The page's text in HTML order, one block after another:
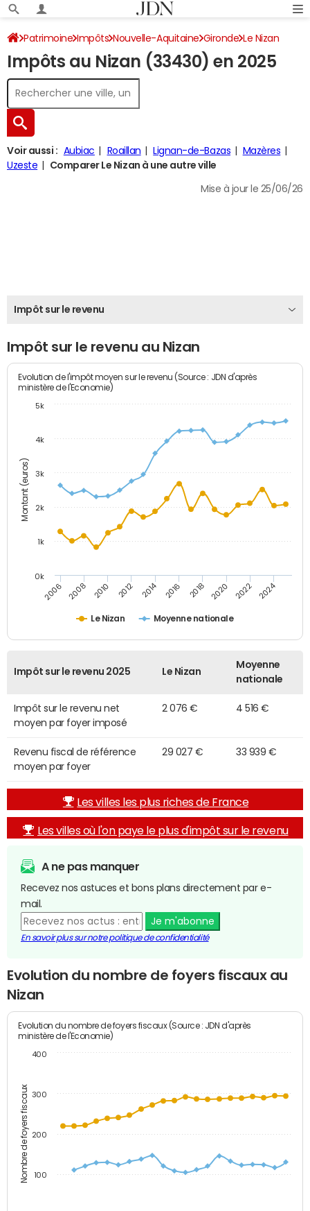
Patrimoine Impôts Nouvelle-Aquitaine Gironde Le Nizan
Impôt sur le revenu
Impôts au Nizan (33430) en 2025
Voir aussi : Aubiac Roaillan Lignan-de-Bazas
Mazères
Uzeste
Comparer Le Nizan à une autre ville
Mise à jour le 25/06/26
Impôt sur le revenu
Impôt sur le revenu au Nizan
Montant (euros)
Evolution de l'impôt moyen sur le revenu (Source : JDN d'après
ministère de l'Economie)
Le Nizan Moyenne nationale
2006 2008 2010 2012 2014 2016 2018 2020 2022 2024
0k
1k
2k
3k
4k
5k
Impôt sur le revenu 2025 Le Nizan
Moyenne
nationale
Impôt sur le revenu net
moyen par foyer imposé
2 076 € 4 516 €
Revenu fiscal de référence
moyen par foyer
29 027 € 33 939 €
Les villes les plus riches de France
Les villes où l'on paye le plus d'impôt sur le revenu
A ne pas manquer
Recevez nos astuces et bons plans directement par e-
mail.
Je m'abonne
En savoir plus sur notre politique de confidentialité
Evolution du nombre de foyers fiscaux au
Nizan
Nombre de foyers fiscaux
Evolution du nombre de foyers fiscaux (Source : JDN d'après
ministère de l'Economie)
100
200
300
400